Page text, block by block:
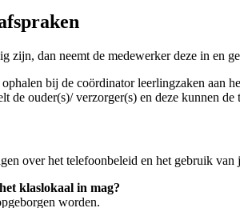
zijn, dan neemt de medewerker deze in en
bij de coördinator leerlingzaken aan
de ouder(s)/ verzorger(s) en deze kunnen
over het telefoonbeleid en het gebruik van
klaslokaal in mag?
worden.